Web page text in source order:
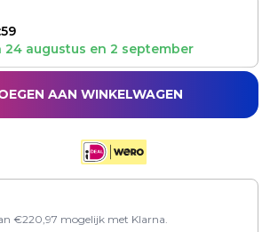
24 augustus en 2 september
AAN WINKELWAGEN
€220,97 mogelijk met Klarna.